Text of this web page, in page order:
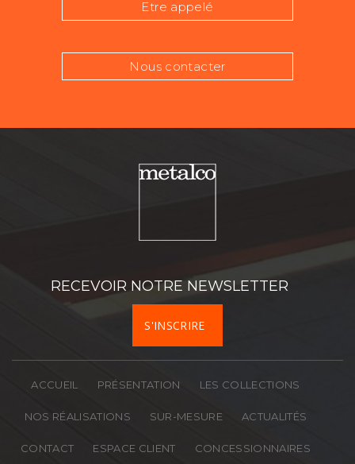
Etre appelé
Nous contacter
Activité
Département
RECEVOIR NOTRE NEWSLETTER
S'INSCRIRE
ACCUEIL PRÉSENTATION LES COLLECTIONS
NOS RÉALISATIONS SUR-MESURE ACTUALITÉS
CONTACT ESPACE CLIENT CONCESSIONNAIRES